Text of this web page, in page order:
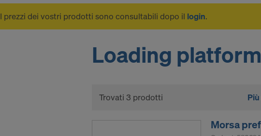
I prezzi dei vostri prodotti sono consultabili dopo il login.
Loading platform
Trovati 3 prodotti
Morsa